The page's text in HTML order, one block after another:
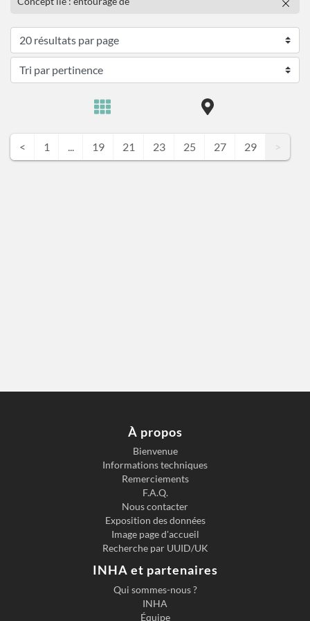
< 1 ... 19 21 23 25 27 29 >
À propos
Bienvenue
Informations techniques
Remerciements
F.A.Q.
Nous contacter
Exposition des données
Image page d'accueil
Recherche par UUID/UK
INHA et partenaires
Qui sommes-nous ?
INHA
Équipe